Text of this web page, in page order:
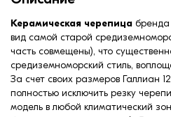
Керамическая черепица бренда
вид самой старой
часть совмещены), что
средиземноморский стиль,
За счет своих размеров Галлиан
полностью исключить резку
модель в любой климатический